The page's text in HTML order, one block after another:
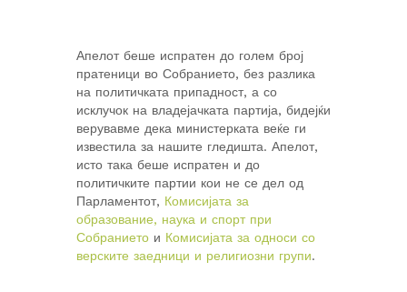
Апелот беше испратен до голем број
пратеници во Собранието, без разлика
на политичката припадност, а со
исклучок на владејачката партија, бидејќи
верувавме дека министерката веќе ги
известила за нашите гледишта. Апелот,
исто така беше испратен и до
политичките партии кои не се дел од
Парламентот, Комисијата за
образование, наука и спорт при
Собранието и Комисијата за односи со
верските заедници и религиозни групи.